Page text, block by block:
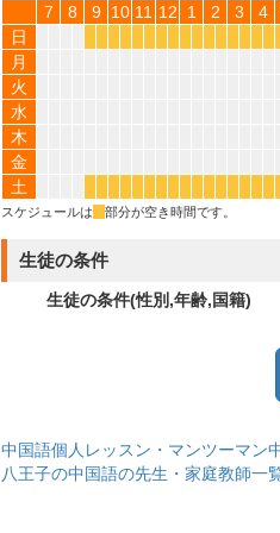
7 8 9 10 11 12 1 2 3 4
日
月
火
水
木
金
土
スケジュールは 部分が空き時間です。
生徒の条件
生徒の条件(性別,年齢,国籍)
中国語個人レッスン・マンツーマン
八王子の中国語の先生・家庭教師一